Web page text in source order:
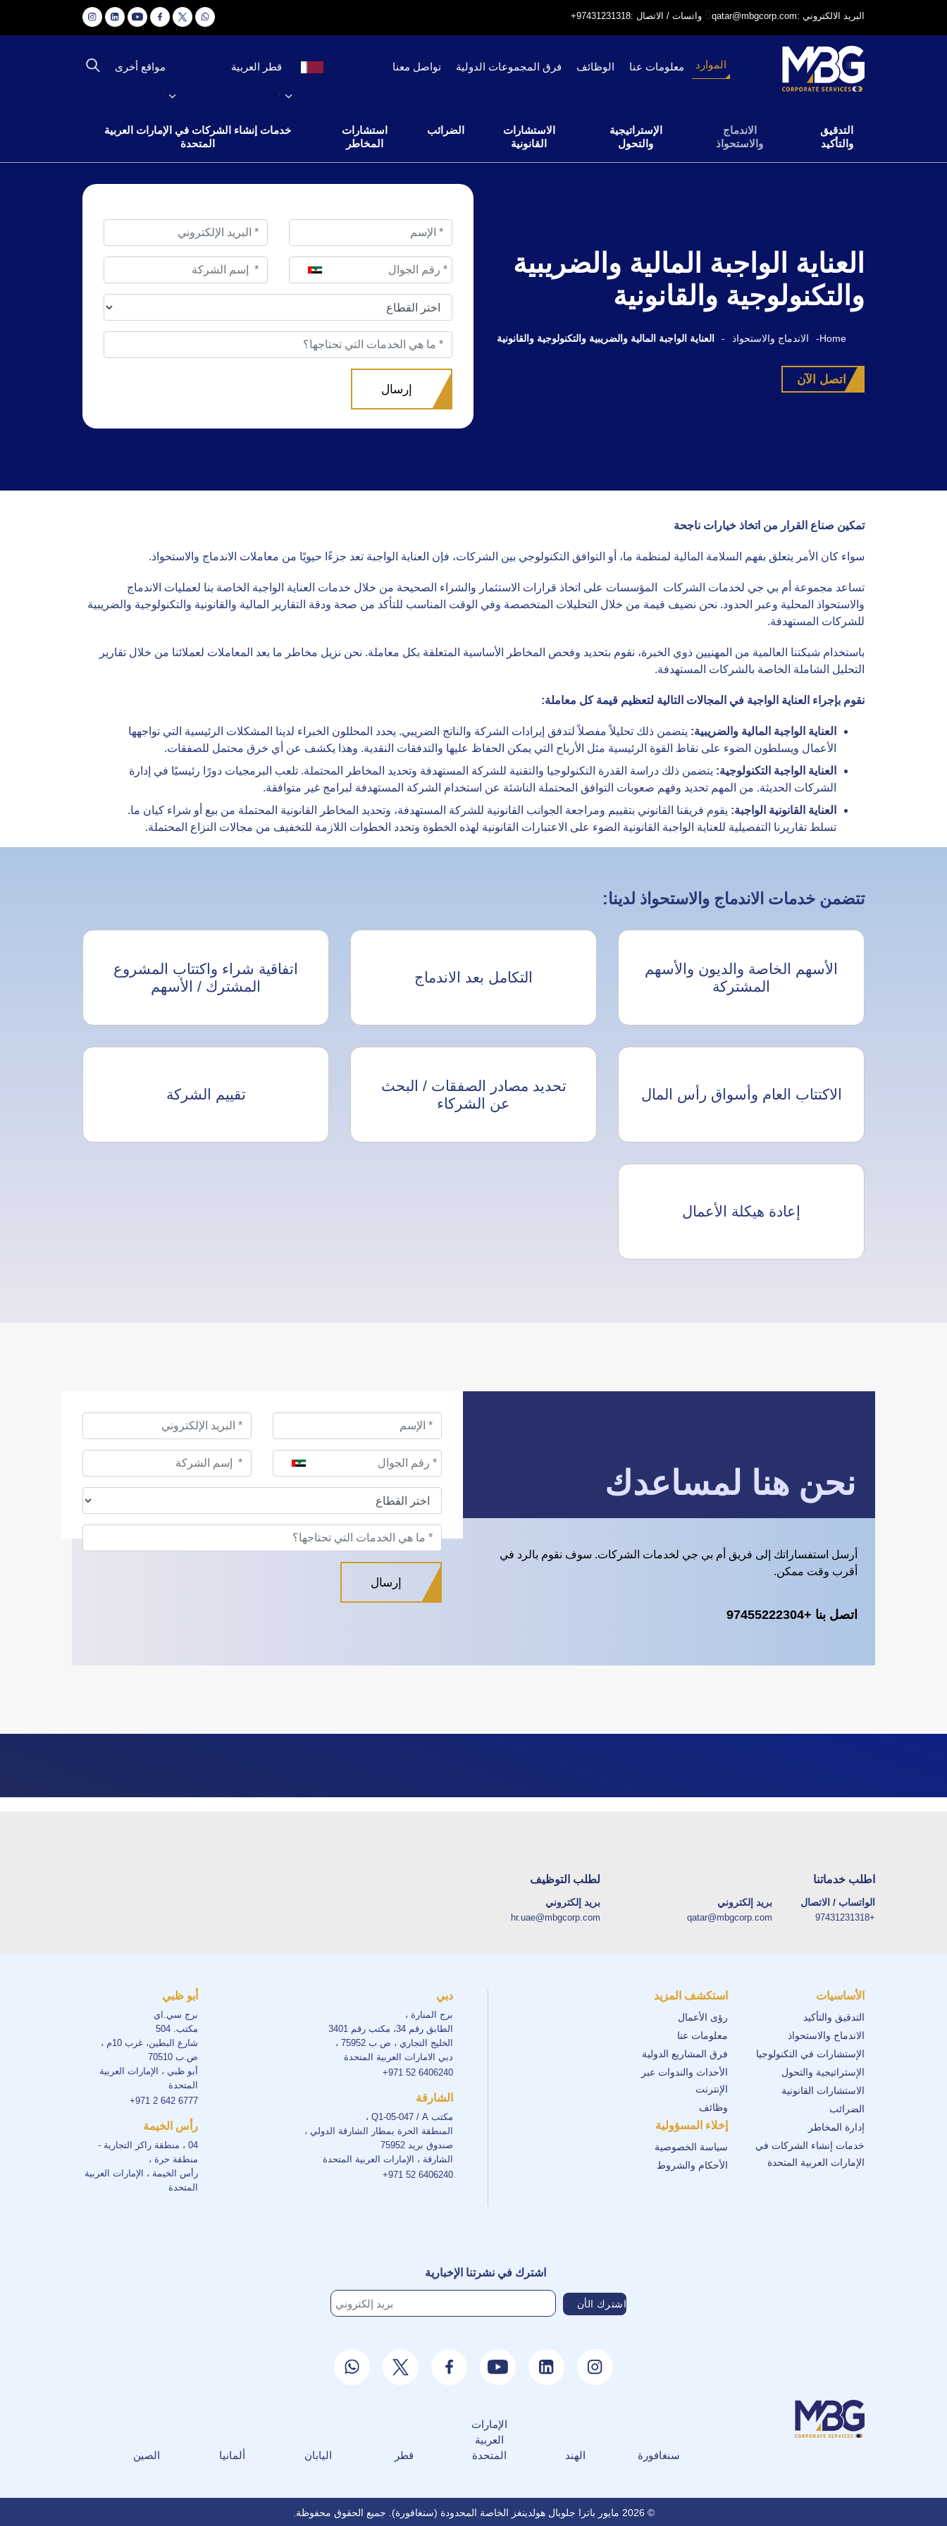
+97431231318: واتسات / الاتصال qatar@mbgcorp.com: البريد الالكتروني
الموارد معلومات عنا الوظائف فرق المجموعات الدولية تواصل معنا قطر العربية مواقع أخرى
التدقيق
والتأكيد
الاندماج
والاستحواذ
الإستراتيجية
والتحول
الاستشارات
القانونية
الضرائب
استشارات
المخاطر
خدمات إنشاء الشركات في الإمارات العربية
المتحدة
العناية الواجبة المالية والضريبية
والتكنولوجية والقانونية
Home
- الاندماج والاستحواذ - العناية الواجبة المالية والضريبية والتكنولوجية والقانونية
اتصل الآن
تمكين صناع القرار من اتخاذ خيارات ناجحة
سواء كان الأمر يتعلق بفهم السلامة المالية لمنظمة ما، أو التوافق التكنولوجي بين الشركات، فإن العناية الواجبة تعد جزءًا حيويًا من معاملات الاندماج والاستحواذ.
تساعد مجموعة أم بي جي لخدمات الشركات المؤسسات على اتخاذ قرارات الاستثمار والشراء الصحيحة من خلال خدمات العناية الواجبة الخاصة بنا لعمليات الاندماج
والاستحواذ المحلية وعبر الحدود. نحن نضيف قيمة من خلال التحليلات المتخصصة وفي الوقت المناسب للتأكد من صحة ودقة التقارير المالية والقانونية والتكنولوجية والضريبية
للشركات المستهدفة.
باستخدام شبكتنا العالمية من المهنيين ذوي الخبرة، نقوم بتحديد وفحص المخاطر الأساسية المتعلقة بكل معاملة. نحن نزيل مخاطر ما بعد المعاملات لعملائنا من خلال تقارير
التحليل الشاملة الخاصة بالشركات المستهدفة.
نقوم بإجراء العناية الواجبة في المجالات التالية لتعظيم قيمة كل معاملة:
العناية الواجبة المالية والضريبية: يتضمن ذلك تحليلاً مفصلاً لتدفق إيرادات الشركة والناتج الضريبي. يحدد المحللون الخبراء لدينا المشكلات الرئيسية التي تواجهها
الأعمال ويسلطون الضوء على نقاط القوة الرئيسية مثل الأرباح التي يمكن الحفاظ عليها والتدفقات النقدية. وهذا يكشف عن أي خرق محتمل للصفقات.
العناية الواجبة التكنولوجية: يتضمن ذلك دراسة القدرة التكنولوجيا والتقنية للشركة المستهدفة وتحديد المخاطر المحتملة. تلعب البرمجيات دورًا رئيسيًا في إدارة
الشركات الحديثة. من المهم تحديد وفهم صعوبات التوافق المحتملة الناشئة عن استخدام الشركة المستهدفة لبرامج غير متوافقة.
العناية القانونية الواجبة: يقوم فريقنا القانوني بتقييم ومراجعة الجوانب القانونية للشركة المستهدفة، وتحديد المخاطر القانونية المحتملة من بيع أو شراء كيان ما.
تسلط تقاريرنا التفصيلية للعناية الواجبة القانونية الضوء على الاعتبارات القانونية لهذه الخطوة وتحدد الخطوات اللازمة للتخفيف من مجالات النزاع المحتملة.
تتضمن خدمات الاندماج والاستحواذ لدينا:
الأسهم الخاصة والديون والأسهم
المشتركة
التكامل بعد الاندماج
اتفاقية شراء واكتتاب المشروع
المشترك / الأسهم
الاكتتاب العام وأسواق رأس المال
تحديد مصادر الصفقات / البحث
عن الشركاء
تقييم الشركة
إعادة هيكلة الأعمال
نحن هنا لمساعدك
أرسل استفساراتك إلى فريق أم بي جي لخدمات الشركات. سوف نقوم بالرد في
أقرب وقت ممكن.
اتصل بنا +97455222304
اطلب خدماتنا
الواتساب / الاتصال
+97431231318
بريد إلكتروني
qatar@mbgcorp.com
لطلب التوظيف
بريد إلكتروني
hr.uae@mbgcorp.com
الأساسيات
التدقيق والتأكيد
الاندماج والاستحواذ
الإستشارات في التكنولوجيا
الإستراتيجية والتحول
الاستشارات القانونية
الضرائب
إدارة المخاطر
خدمات إنشاء الشركات في
الإمارات العربية المتحدة
استكشف المزيد
رؤى الأعمال
معلومات عنا
فرق المشاريع الدولية
الأحداث والندوات عبر
الإنترنت
وظائف
إخلاء المسؤولية
سياسة الخصوصية
الأحكام والشروط
دبي
برج المنارة ،
الطابق رقم 34، مكتب رقم 3401
الخليج التجاري ، ص.ب 75952 ،
دبي الامارات العربية المتحدة
+971 52 6406240
الشارقة
مكتب Q1-05-047 / A ،
المنطقة الحرة بمطار الشارقة الدولي ،
صندوق بريد 75952
الشارقة ، الإمارات العربية المتحدة
+971 52 6406240
أبو ظبي
برج سي.اي
مكتب. 504
شارع البطين، غرب 10م ،
ص.ب 70510
أبو ظبي ، الإمارات العربية
المتحدة
+971 2 642 6777
رأس الخيمة
04 ، منطقة راكز التجارية -
منطقة حرة ،
رأس الخيمة ، الإمارات العربية
المتحدة
اشترك في نشرتنا الإخبارية
سنغافورة الهند
الإمارات
العربية
المتحدة
قطر اليابان ألمانيا الصين
© 2026 مايور باترا جلوبال هولدينغز الخاصة المحدودة (سنغافورة). جميع الحقوق محفوظة.